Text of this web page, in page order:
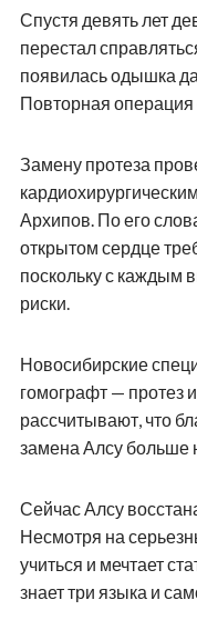
Спустя девять лет
перестал
появилась одышка
Повторная операция
Замену протеза
Архипов. По его
открытом сердце
поскольку с каждым
риски.
Новосибирские
гомографт — протез
рассчитывают, что
замена Алсу больше
Сейчас Алсу
Несмотря на
учиться и мечтает
знает три языка и